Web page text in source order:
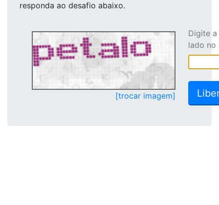
responda ao desafio abaixo.
[trocar imagem]
Digite
lado no